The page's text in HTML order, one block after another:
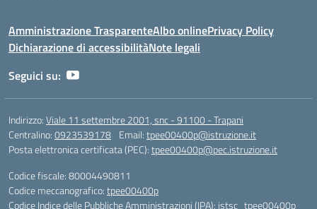
Amministrazione TrasparenteAlbo onlinePrivacy Policy
Dichiarazione di accessibilitàNote legali
Seguici su:
Indirizzo:Viale 11 settembre 2001, snc - 91100 - Trapani
Centralino:0923539178 Email:tpee00400p@istruzione.it
Posta elettronica certificata (PEC):tpee00400p@pec.istruzione.it
Codice fiscale: 80004490811
Codice meccanografico:tpee00400p
Codice Indice delle Pubbliche Amministrazioni (IPA): istsc_tpee00400p